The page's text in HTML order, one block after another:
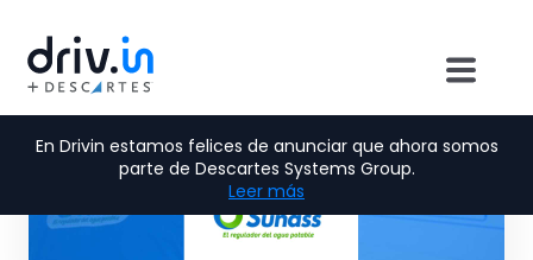
En Drivin estamos felices de anunciar que ahora somos
parte de Descartes Systems Group.
Leer más